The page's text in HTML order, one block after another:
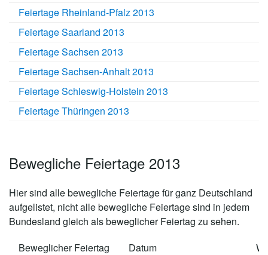
Feiertage Rheinland-Pfalz 2013
Feiertage Saarland 2013
Feiertage Sachsen 2013
Feiertage Sachsen-Anhalt 2013
Feiertage Schleswig-Holstein 2013
Feiertage Thüringen 2013
Bewegliche Feiertage 2013
Hier sind alle bewegliche Feiertage für ganz Deutschland
aufgelistet, nicht alle bewegliche Feiertage sind in jedem
Bundesland gleich als beweglicher Feiertag zu sehen.
Beweglicher Feiertag
Datum